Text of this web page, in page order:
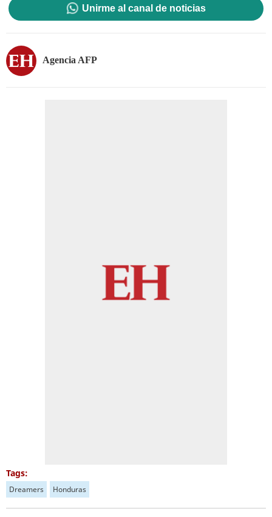
Unirme al canal de noticias
Agencia AFP
Tags:
Dreamers Honduras